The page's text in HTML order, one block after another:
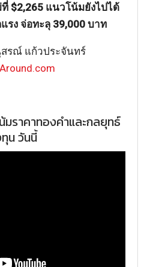
$2,265 แนวโน้มยังไปได้
รง จ่อทะลุ 39,000 บาท
รณ์ แก้วประจันทร์
ราคาทองคำและกลยุทธ์
น วันนี้